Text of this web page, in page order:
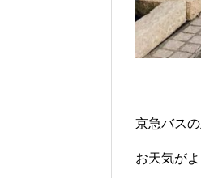
京急バス
お天気が